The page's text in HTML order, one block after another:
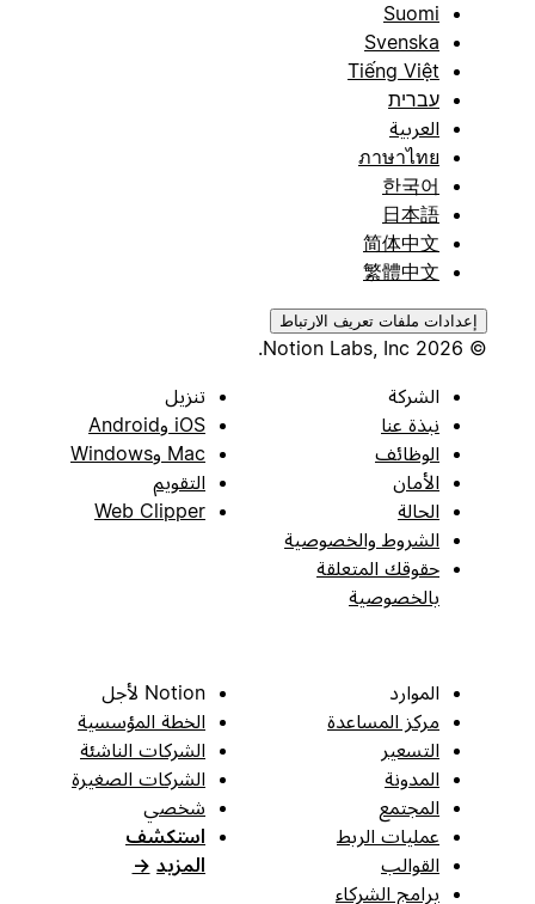
Suomi
Svenska
Tiếng Việt
עברית
العربية
ภาษาไทย
한국어
日本語
简体中文
繁體中文
إعدادات ملفات تعريف الارتباط
© 2026 Notion Labs, Inc.
الشركة
نبذة عنا
الوظائف
الأمان
الحالة
الشروط والخصوصية
حقوقك المتعلقة
بالخصوصية
تنزيل
iOS وAndroid
Mac وWindows
التقويم
Web Clipper
الموارد
مركز المساعدة
التسعير
المدونة
المجتمع
عمليات الربط
القوالب
برامج الشركاء
Notion لأجل
الخطة المؤسسية
الشركات الناشئة
الشركات الصغيرة
شخصي
استكشف
المزيد →